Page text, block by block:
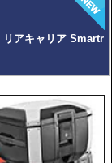
アキャリア Smartr